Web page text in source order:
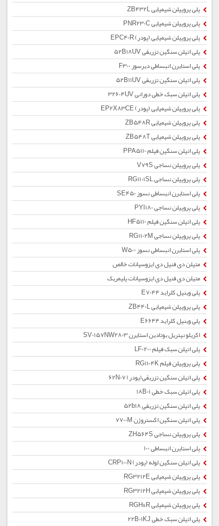
پلی پروپیلن شیمیایی ZB432L
پلی پروپیلن شیمیایی PNR230C
پلی پروپیلن شیمیایی (پودر) EPC40R
پلی اتیلن سنگین تزریقی 52B18UV
پلی استایرن انبساطی دیرسوز F300
پلی اتیلن سنگین تزریقی 52B11UV
پلی اتیلن سبک خطی دورانی 32604UV
پلی پروپیلن شیمیایی (پودر) EP2X83CE
پلی پروپیلن شیمیایی ZB548R
پلی پروپیلن شیمیایی ZB548T
پلی اتیلن سنگین فیلم PPA5110
پلی پروپیلن نساجی V79S
پلی پروپیلن نساجی RG1101SL
پلی استایرن انبساطی نسوز SE450
پلی پروپیلن نساجی PYI180
پلی اتیلن سنگین فیلم HF5110
پلی پروپیلن نساجی RG1102M
پلی استایرن انبساطی نسوز W500
متیلن دی فنیل دی ایزوسیانات خالص
متیلن دی فنیل دی ایزوسیانات پلیمریک
پلی وینیل کلراید E7044
پلی پروپیلن شیمیایی ZB440L
پلی وینیل کلراید E6644
اکریلو نیتریل بوتادین استایرن SV0157NW2803
پلی اتیلن سبک فیلم LF0200
پلی پروپیلن فیلم RG1104K
پلی اتیلن سنگین تزریقی(پودر) 62N07
پلی اتیلن سبک خطی 18B01
پلی اتیلن سنگین تزریقی 52b18
پلی اتیلن سنگین اکستروژن 7700M
پلی پروپیلن نساجی ZH564S
پلی استایرن انبساطی 100
پلی اتیلن سنگین لوله (پودر) CRP100N
پلی پروپیلن شیمیایی RG3212E
پلی پروپیلن شیمیایی RG3212H
پلی پروپیلن شیمیایی RGH&R
پلی اتیلن سبک خطی 22B01KJ